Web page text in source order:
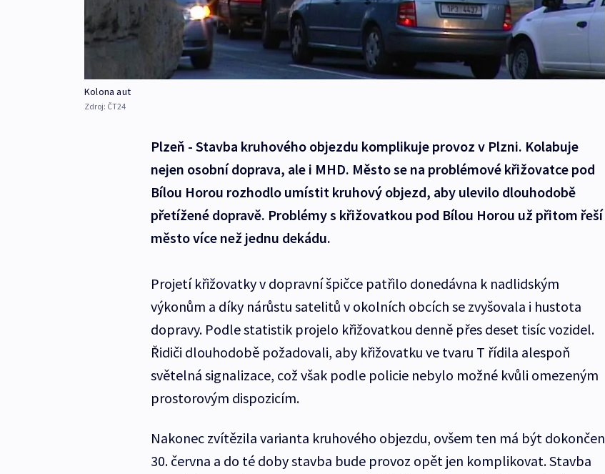
Kolona aut
Zdroj: ČT24
Plzeň - Stavba kruhového objezdu komplikuje provoz v Plzni. Kolabuje
nejen osobní doprava, ale i MHD. Město se na problémové křižovatce pod
Bílou Horou rozhodlo umístit kruhový objezd, aby ulevilo dlouhodobě
přetížené dopravě. Problémy s křižovatkou pod Bílou Horou už přitom řeší
město více než jednu dekádu.
Projetí křižovatky v dopravní špičce patřilo donedávna k nadlidským
výkonům a díky nárůstu satelitů v okolních obcích se zvyšovala i hustota
dopravy. Podle statistik projelo křižovatkou denně přes deset tisíc vozidel.
Řidiči dlouhodobě požadovali, aby křižovatku ve tvaru T řídila alespoň
světelná signalizace, což však podle policie nebylo možné kvůli omezeným
prostorovým dispozicím.
Nakonec zvítězila varianta kruhového objezdu, ovšem ten má být dokončen
30. června a do té doby stavba bude provoz opět jen komplikovat. Stavba